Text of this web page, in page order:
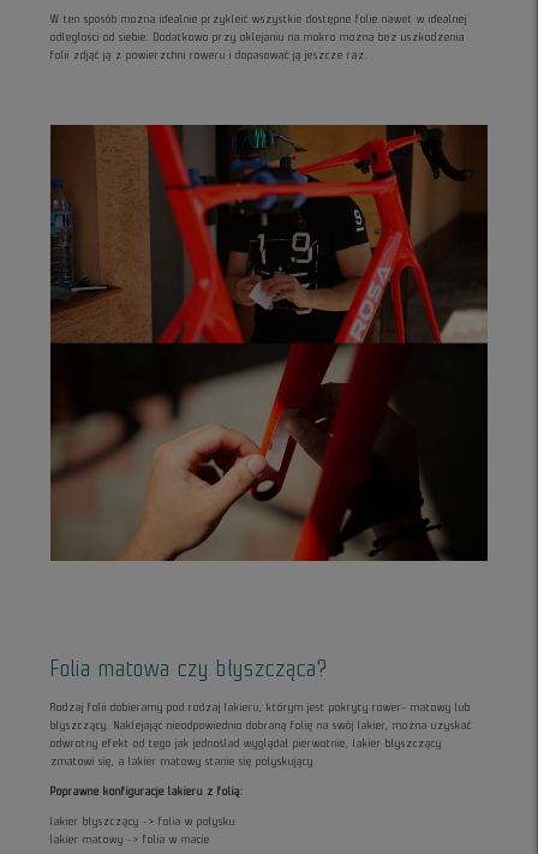
W ten sposób można idealnie przykleić wszystkie dostępne folie nawet w idealnej
odległości od siebie. Dodatkowo przy oklejaniu na mokro można bez uszkodzenia
folii zdjąć ją z powierzchni roweru i dopasować ją jeszcze raz.
Folia matowa czy błyszcząca?
Rodzaj folii dobieramy pod rodzaj lakieru, którym jest pokryty rower- matowy lub
błyszczący. Naklejając nieodpowiednio dobraną folię na swój lakier, można uzyskać
odwrotny efekt od tego jak jednoślad wyglądał pierwotnie, lakier błyszczący
zmatowi się, a lakier matowy stanie się połyskujący.
Poprawne konfiguracje lakieru z folią:
lakier błyszczący -> folia w połysku
lakier matowy -> folia w macie